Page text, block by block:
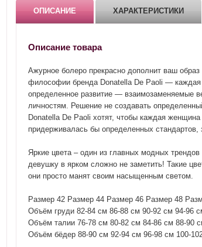
ОПИСАНИЕ ХАРАКТЕРИСТИКИ
Описание товара
Ажурное болеро прекрасно дополнит ваш
философии бренда Donatella De Paoli —
определенное развитие — взаимозаменяемые
личностям. Решение не создавать
Donatella De Paoli хотят, чтобы каждая
придерживалась бы определенных стандартов,
Яркие цвета – один из главных модных
девушку в ярком сложно не заметить! Такие
они просто манят своим насыщенным светом.
Размер 42 Размер 44 Размер 46 Размер 48
Объём груди 82-84 см 86-88 см 90-92 см 94-96
Объём талии 76-78 см 80-82 см 84-86 см 88-90
Объём бёдер 88-90 см 92-94 см 96-98 см 100-